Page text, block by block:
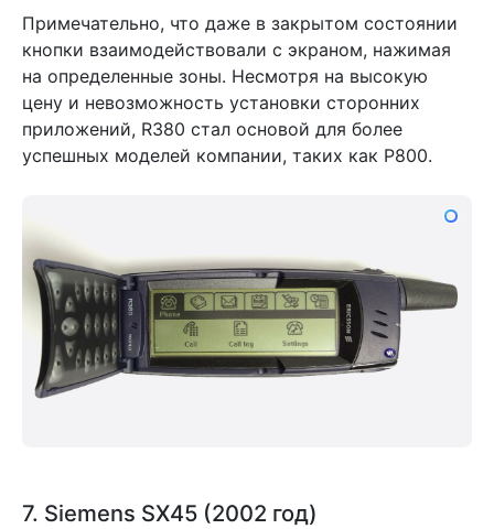
Примечательно, что даже в закрытом состоянии
кнопки взаимодействовали с экраном, нажимая
на определенные зоны. Несмотря на высокую
цену и невозможность установки сторонних
приложений, R380 стал основой для более
успешных моделей компании, таких как P800.
7. Siemens SX45 (2002 год)